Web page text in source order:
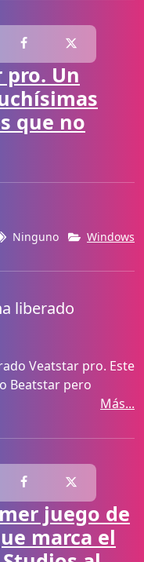
pro. Un
que no
Ninguno
Windows
liberado
Veatstar pro. Este
Beatstar pero
Más...
juego de
marca el